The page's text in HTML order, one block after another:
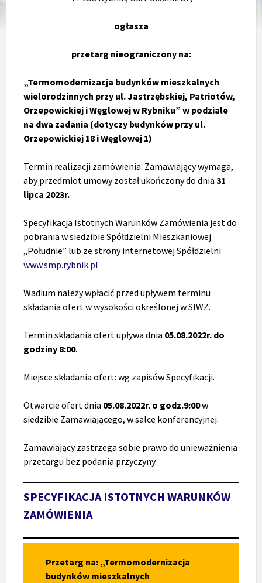
ogłasza
przetarg nieograniczony na:
„Termomodernizacja budynków mieszkalnych
wielorodzinnych przy ul. Jastrzębskiej, Patriotów,
Orzepowickiej i Węglowej w Rybniku” w podziale
na dwa zadania (dotyczy budynków przy ul.
Orzepowickiej 18 i Węglowej 1)
Termin realizacji zamówienia: Zamawiający wymaga,
aby przedmiot umowy został ukończony do dnia 31
lipca 2023r.
Specyfikacja Istotnych Warunków Zamówienia jest do
pobrania w siedzibie Spółdzielni Mieszkaniowej
„Południe” lub ze strony internetowej Spółdzielni
www.smp.rybnik.pl
Wadium należy wpłacić przed upływem terminu
składania ofert w wysokości określonej w SIWZ.
Termin składania ofert upływa dnia 05.08.2022r. do
godziny 8:00.
Miejsce składania ofert: wg zapisów Specyfikacji.
Otwarcie ofert dnia 05.08.2022r. o godz.9:00w
siedzibie Zamawiającego, w salce konferencyjnej.
Zamawiający zastrzega sobie prawo do unieważnienia
przetargu bez podania przyczyny.
SPECYFIKACJA ISTOTNYCH WARUNKÓW
ZAMÓWIENIA
Przetarg na: „Termomodernizacja
budynków mieszkalnych